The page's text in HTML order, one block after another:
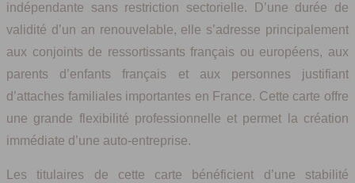
indépendante sans restriction sectorielle. D’une durée de
validité d’un an renouvelable, elle s’adresse principalement
aux conjoints de ressortissants français ou européens, aux
parents d’enfants français et aux personnes justifiant
d’attaches familiales importantes en France. Cette carte offre
une grande flexibilité professionnelle et permet la création
immédiate d’une auto-entreprise.
Les titulaires de cette carte bénéficient d’une stabilité